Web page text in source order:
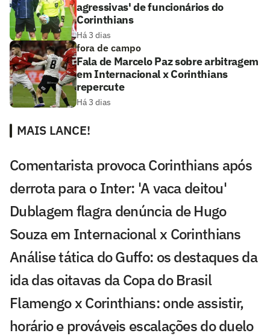
agressivas' de funcionários do
Corinthians
Há 3 dias
fora de campo
Fala de Marcelo Paz sobre arbitragem
em Internacional x Corinthians
repercute
Há 3 dias
MAIS LANCE!
Comentarista provoca Corinthians após
derrota para o Inter: 'A vaca deitou'
Dublagem flagra denúncia de Hugo
Souza em Internacional x Corinthians
Análise tática do Guffo: os destaques da
ida das oitavas da Copa do Brasil
Flamengo x Corinthians: onde assistir,
horário e prováveis escalações do duelo